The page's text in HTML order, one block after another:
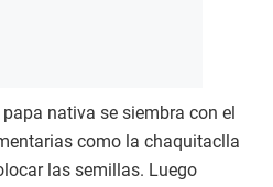
nativa se siembra con el
como la chaquitaclla
las semillas. Luego